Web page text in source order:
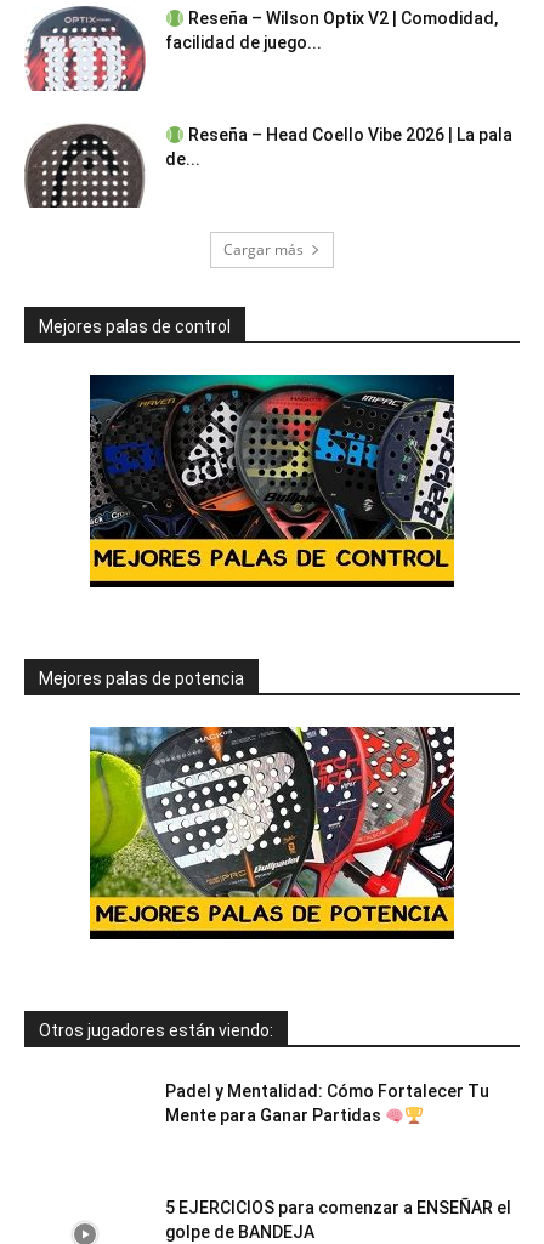
Reseña – Wilson Optix V2 | Comodidad,
facilidad de juego...
Reseña – Head Coello Vibe 2026 | La pala
de...
Cargar más
Mejores palas de control
Mejores palas de potencia
Otros jugadores están viendo:
Padel y Mentalidad: Cómo Fortalecer Tu
Mente para Ganar Partidas
5 EJERCICIOS para comenzar a ENSEÑAR el
golpe de BANDEJA